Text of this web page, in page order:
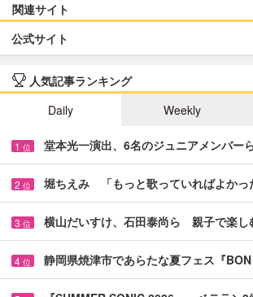
関連サイト
公式サイト
人気記事ランキング
Daily
Weekly
1 位 堂本光一演出、6名のジュニアメンバー
2 位 堀ちえみ 「もっと歌っていればよか
3 位 横山だいすけ、石田泰尚ら 親子で楽
4 位 静岡県焼津市であらたな夏フェス『